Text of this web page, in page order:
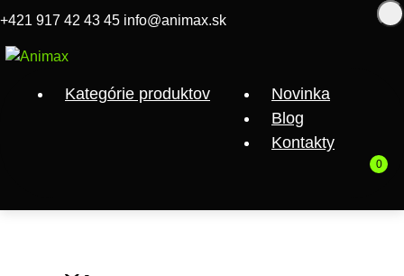
+421 917 42 43 45 info@animax.sk
Kategórie produktov
Novinka
Blog
Kontakty
0
+ Darček